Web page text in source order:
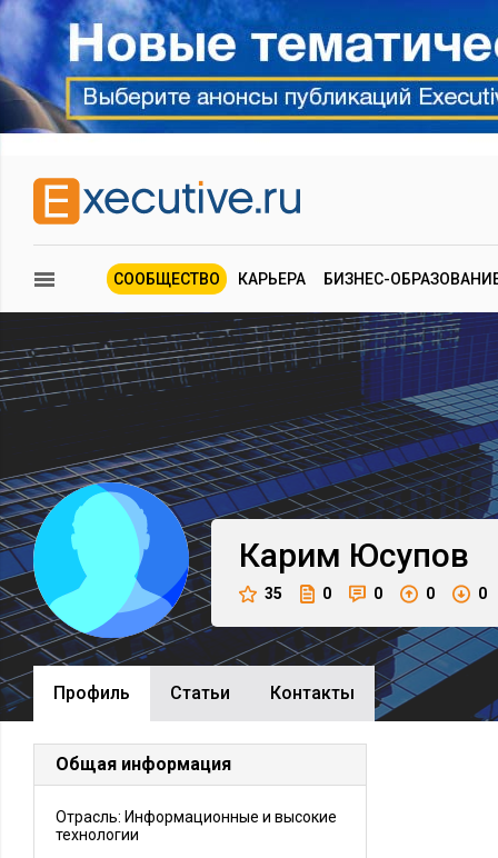
СООБЩЕСТВО КАРЬЕРА БИЗНЕС-
Карим Юсупов
35 0 0 0 0
Профиль Cтатьи Контакты
Общая информация
Отрасль: Информационные и высокие
технологии